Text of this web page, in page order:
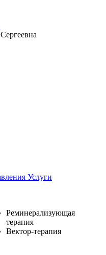
Услуги
Реминерализующая
терапия
Вектор-терапия